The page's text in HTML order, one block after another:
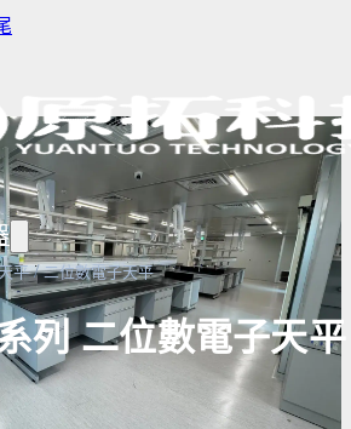
前處理設備
pipette
實驗室冰箱 / 冷凍櫃 生物安全
高壓滅菌
平 / 二位數電子天平
列 二位數電子天